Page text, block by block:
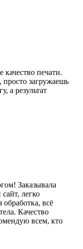
качество печати.
загружаешь
а результат
Заказывала
легко
обработка, всё
Качество
всем, кто